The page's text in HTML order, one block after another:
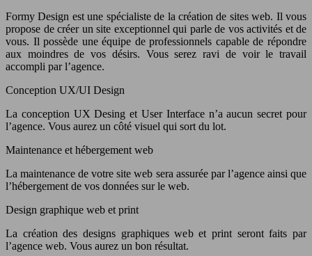
Formy Design est une spécialiste de la création de sites web. Il vous
propose de créer un site exceptionnel qui parle de vos activités et de
vous. Il possède une équipe de professionnels capable de répondre
aux moindres de vos désirs. Vous serez ravi de voir le travail
accompli par l’agence.
Conception UX/UI Design
La conception UX Desing et User Interface n’a aucun secret pour
l’agence. Vous aurez un côté visuel qui sort du lot.
Maintenance et hébergement web
La maintenance de votre site web sera assurée par l’agence ainsi que
l’hébergement de vos données sur le web.
Design graphique web et print
La création des designs graphiques web et print seront faits par
l’agence web. Vous aurez un bon résultat.